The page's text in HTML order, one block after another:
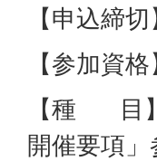
【申込締
【参加資
【種 目
開催要項」